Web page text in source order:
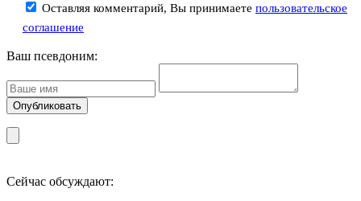
Оставляя комментарий, Вы принимаете пользовательское
соглашение
Ваш псевдоним:
Сейчас обсуждают: